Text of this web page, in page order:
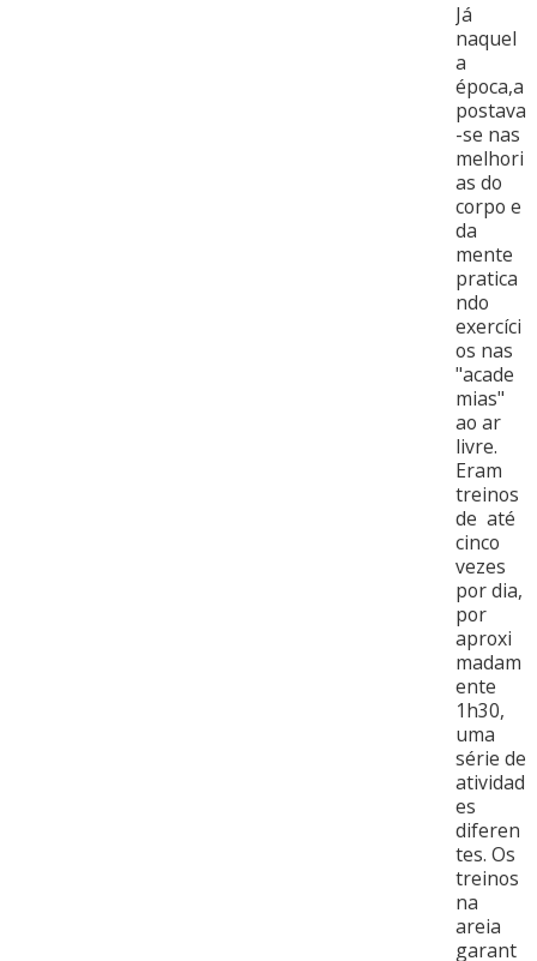
Já
naquel
a
época,a
postava
-se nas
melhori
as do
corpo e
da
mente
pratica
ndo
exercíci
os nas
"acade
mias"
ao ar
livre.
Eram
treinos
de até
cinco
vezes
por dia,
por
aproxi
madam
ente
1h30,
uma
série de
atividad
es
diferen
tes. Os
treinos
na
areia
garant